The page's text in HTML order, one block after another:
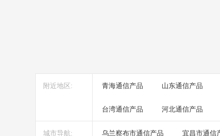
附近地区: 青海通信产品 山东通信产品
台湾通信产品 河北通信产品
城市导航: 乌兰察布市通信产品 宜昌市通信